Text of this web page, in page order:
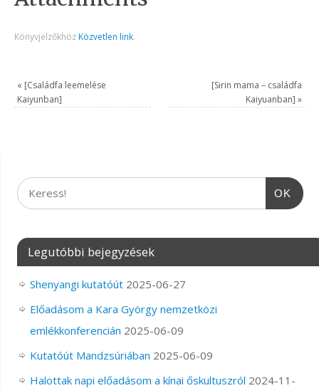
Könyvjelzőkhöz Közvetlen link.
« [Családfa leemelése
Kaiyunban]
[Sirin mama – családfa
Kaiyuanban] »
OK
Legutóbbi bejegyzések
Shenyangi kutatóút 2025-06-27
Előadásom a Kara György nemzetközi
emlékkonferencián 2025-06-09
Kutatóút Mandzsúriában 2025-06-09
Halottak napi előadásom a kínai őskultuszról 2024-11-